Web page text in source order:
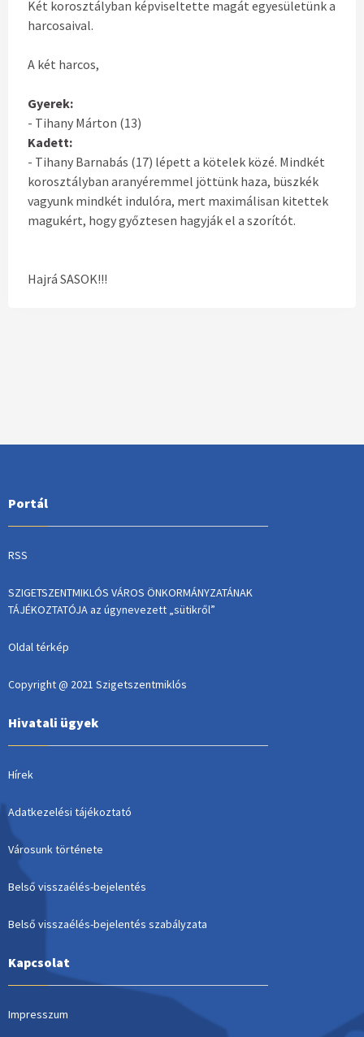
Két korosztályban képviseltette magát egyesületünk a
harcosaival.
A két harcos,
Gyerek:
- Tihany Márton (13)
Kadett:
- Tihany Barnabás (17) lépett a kötelek közé. Mindkét
korosztályban aranyéremmel jöttünk haza, büszkék
vagyunk mindkét indulóra, mert maximálisan kitettek
magukért, hogy győztesen hagyják el a szorítót.
Hajrá SASOK!!!
Portál
RSS
SZIGETSZENTMIKLÓS VÁROS ÖNKORMÁNYZATÁNAK
TÁJÉKOZTATÓJA az úgynevezett „sütikről”
Oldal térkép
Copyright @ 2021 Szigetszentmiklós
Hivatali ügyek
Hírek
Adatkezelési tájékoztató
Városunk története
Belső visszaélés-bejelentés
Belső visszaélés-bejelentés szabályzata
Kapcsolat
Impresszum